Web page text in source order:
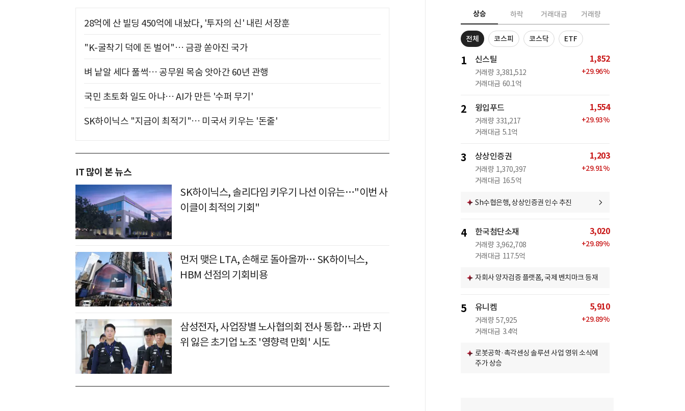
28억에 산 빌딩 450억에 내놨다, '투자의 신' 내린 서장훈
"K-굴착기 덕에 돈 벌어"… 금광 쏟아진 국가
벼 낱알 세다 풀썩… 공무원 목숨 앗아간 60년 관행
국민 초토화 일도 아냐… AI가 만든 '수퍼 무기'
SK하이닉스 "지금이 최적기"… 미국서 키우는 '돈줄'
IT 많이 본 뉴스
SK하이닉스, 솔리다임 키우기 나선 이유는…"이번 사
이클이 최적의 기회"
먼저 맺은 LTA, 손해로 돌아올까… SK하이닉스,
HBM 선점의 기회비용
삼성전자, 사업장별 노사협의회 전사 통합… 과반 지
위 잃은 초기업 노조 '영향력 만회' 시도
상승 하락 거래대금 거래량
전체 코스피 코스닥 ETF
1 신스틸
거래량 3,381,512
거래대금 60.1억
1,852
+29.96%
2 윙입푸드
거래량 331,217
거래대금 5.1억
1,554
+29.93%
3 상상인증권
거래량 1,370,397
거래대금 16.5억
1,203
+29.91%
Sh수협은행, 상상인증권 인수 추진
4 한국첨단소재
거래량 3,962,708
거래대금 117.5억
3,020
+29.89%
자회사 양자검증 플랫폼, 국제 벤치마크 등재
5 유니켐
거래량 57,925
거래대금 3.4억
5,910
+29.89%
로봇공학·촉각센싱 솔루션 사업 영위 소식에
주가 상승